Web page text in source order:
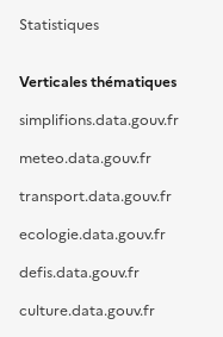
Statistiques
Verticales thématiques
simplifions.data.gouv.fr
meteo.data.gouv.fr
transport.data.gouv.fr
ecologie.data.gouv.fr
defis.data.gouv.fr
culture.data.gouv.fr